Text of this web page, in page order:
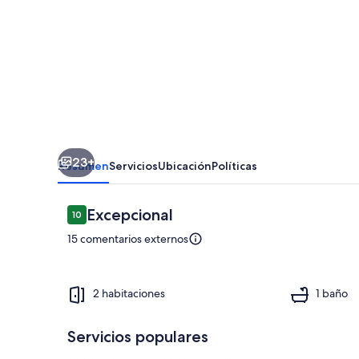
Piscina
23+
ResumenServiciosUbicaciónPolíticas
Comentarios
1010 de 10
Excepcional
15 comentarios externos
2 habitaciones 1 baño
Servicios populares